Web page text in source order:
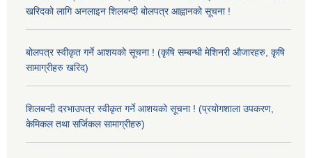
खरिदको लागि अनलाइन शिलबन्दी बोलपत्र आह्वानको सूचना !
बोलपत्र स्वीकृत गर्ने आशयको सूचना ! (कृषि सम्बन्धी मेशिनरी औजारहरु, कृषि
सामाग्रीहरु खरिद)
शिलबन्दी दरभाउपत्र स्वीकृत गर्ने आशयको सूचना ! (प्रयोगशाला उपकरण,
केमिकल तथा सर्जिकल सामाग्रीहरु)